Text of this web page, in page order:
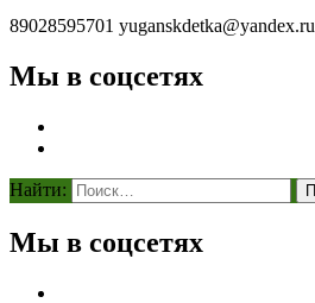
89028595701 yuganskdetka@yandex.ru
Мы в соцсетях
Найти:
Мы в соцсетях